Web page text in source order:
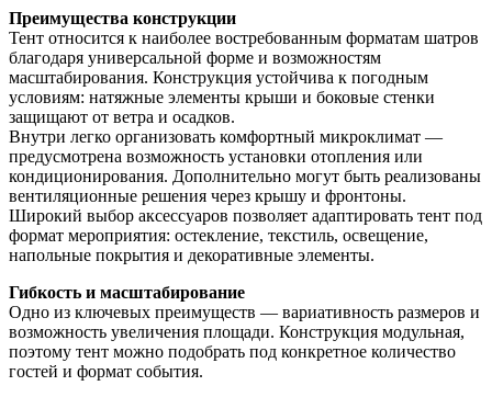
Преимущества конструкции
Тент относится к наиболее востребованным форматам шатров
благодаря универсальной форме и возможностям
масштабирования. Конструкция устойчива к погодным
условиям: натяжные элементы крыши и боковые стенки
защищают от ветра и осадков.
Внутри легко организовать комфортный микроклимат —
предусмотрена возможность установки отопления или
кондиционирования. Дополнительно могут быть реализованы
вентиляционные решения через крышу и фронтоны.
Широкий выбор аксессуаров позволяет адаптировать тент под
формат мероприятия: остекление, текстиль, освещение,
напольные покрытия и декоративные элементы.
Гибкость и масштабирование
Одно из ключевых преимуществ — вариативность размеров и
возможность увеличения площади. Конструкция модульная,
поэтому тент можно подобрать под конкретное количество
гостей и формат события.